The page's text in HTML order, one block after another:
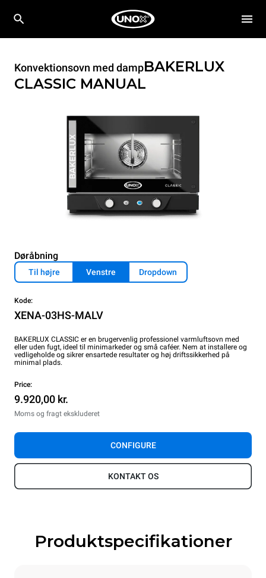
Konvektionsovn med dampBAKERLUX
CLASSIC MANUAL
Døråbning
Til højre Venstre Dropdown
Kode:
XENA-03HS-MALV
BAKERLUX CLASSIC er en brugervenlig professionel varmluftsovn med
eller uden fugt, ideel til minimarkeder og små caféer. Nem at installere og
vedligeholde og sikrer ensartede resultater og høj driftssikkerhed på
minimal plads.
Price:
9.920,00 kr.
Moms og fragt ekskluderet
CONFIGURE
KONTAKT OS
Produktspecifikationer